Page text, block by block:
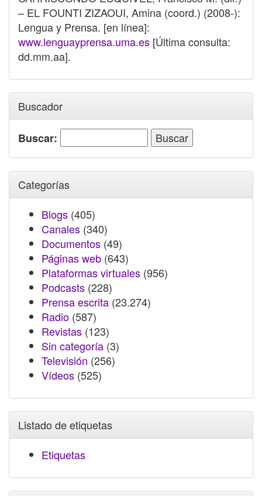
– EL FOUNTI ZIZAOUI, Amina (coord.) (2008-):
Lengua y Prensa. [en línea]:
www.lenguayprensa.uma.es [Última consulta:
dd.mm.aa].
Buscador
Buscar:
Categorías
Blogs (405)
Canales (340)
Documentos (49)
Páginas web (643)
Plataformas virtuales (956)
Podcasts (228)
Prensa escrita (23.274)
Radio (587)
Revistas (123)
Sin categoría (3)
Televisión (256)
Vídeos (525)
Listado de etiquetas
Etiquetas